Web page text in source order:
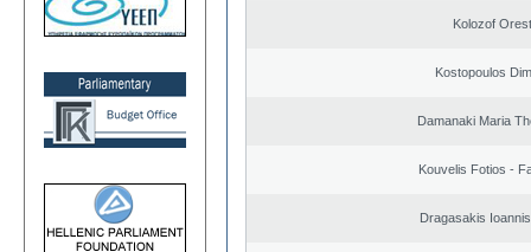
Kolozof
Kostopoulos
Damanaki Maria
Kouvelis Fotios -
Dragasakis